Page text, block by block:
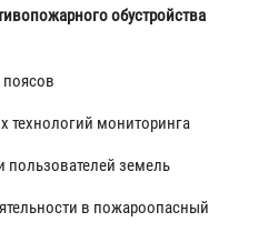
обустройства
технологий мониторинга
пользователей земель
в пожароопасный